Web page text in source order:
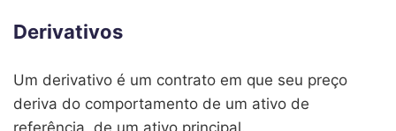
Derivativos
Um derivativo é um contrato em que seu preço
deriva do comportamento de um ativo de
referência, de um ativo principal.